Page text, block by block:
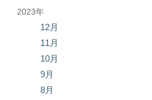
2023年
12月
11月
10月
9月
8月